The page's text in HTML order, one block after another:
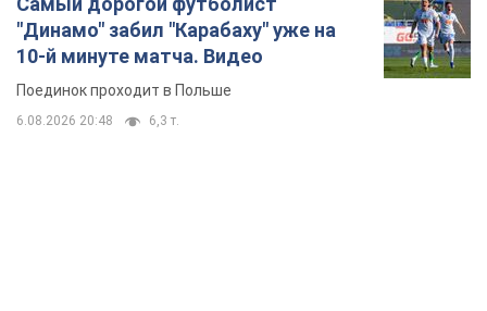
"Динамо" забил "Карабаху" уже на
10-й минуте матча. Видео
Поединок проходит в Польше
6.08.2026 20:48 6,3 т.